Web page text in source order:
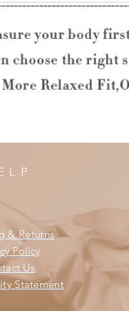
& Returns
Policy
Us
Statement